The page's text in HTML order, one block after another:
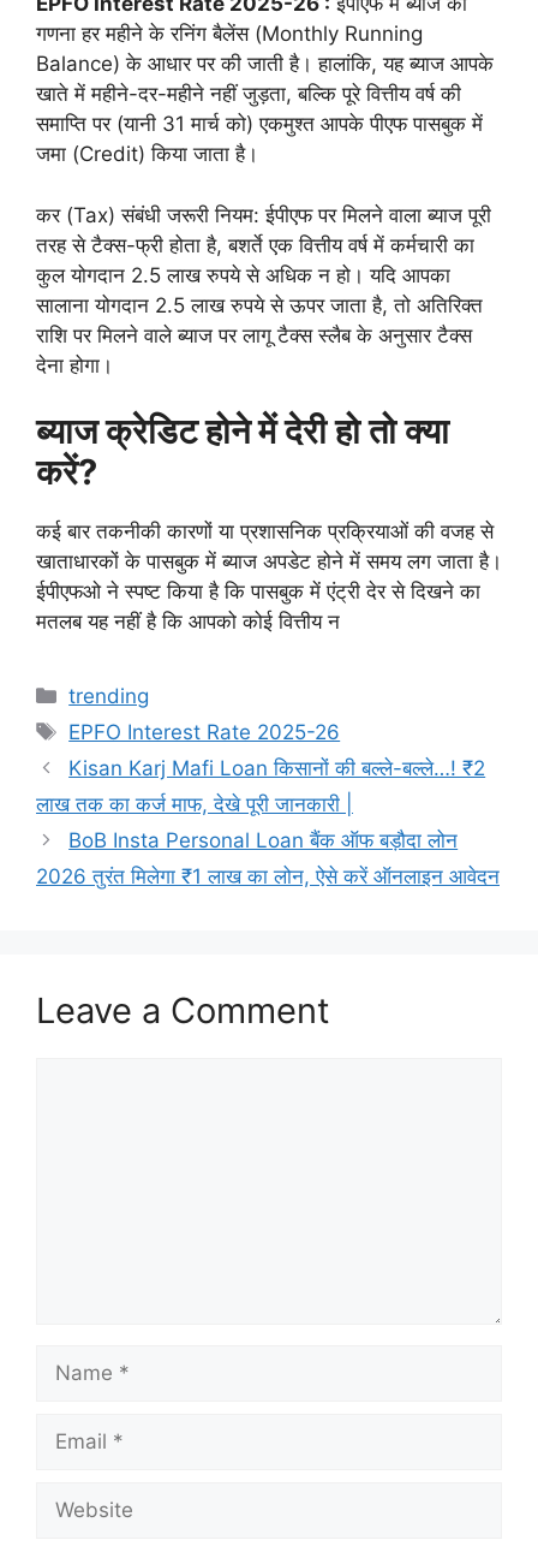
गणना हर महीने के रनिंग बैलेंस (Monthly Running
Balance) के आधार पर की जाती है। हालांकि, यह ब्याज आपके
खाते में महीने-दर-महीने नहीं जुड़ता, बल्कि पूरे वित्तीय वर्ष की
समाप्ति पर (यानी 31 मार्च को) एकमुश्त आपके पीएफ पासबुक में
जमा (Credit) किया जाता है।
कर (Tax) संबंधी जरूरी नियम: ईपीएफ पर मिलने वाला ब्याज पूरी
तरह से टैक्स-फ्री होता है, बशर्ते एक वित्तीय वर्ष में कर्मचारी का
कुल योगदान 2.5 लाख रुपये से अधिक न हो। यदि आपका
सालाना योगदान 2.5 लाख रुपये से ऊपर जाता है, तो अतिरिक्त
राशि पर मिलने वाले ब्याज पर लागू टैक्स स्लैब के अनुसार टैक्स
देना होगा।
ब्याज क्रेडिट होने में देरी हो तो क्या
करें?
कई बार तकनीकी कारणों या प्रशासनिक प्रक्रियाओं की वजह से
खाताधारकों के पासबुक में ब्याज अपडेट होने में समय लग जाता है।
ईपीएफओ ने स्पष्ट किया है कि पासबुक में एंट्री देर से दिखने का
मतलब यह नहीं है कि आपको कोई वित्तीय न
Categories
trending
Tags
EPFO Interest Rate 2025-26
Kisan Karj Mafi Loan किसानों की बल्ले-बल्ले…! ₹2
लाख तक का कर्ज माफ, देखे पूरी जानकारी |
BoB Insta Personal Loan बैंक ऑफ बड़ौदा लोन
2026 तुरंत मिलेगा ₹1 लाख का लोन, ऐसे करें ऑनलाइन आवेदन
Leave a Comment
Name
Email
Website